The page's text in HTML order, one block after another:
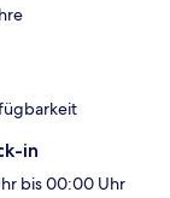
in
bis 00:00 Uhr